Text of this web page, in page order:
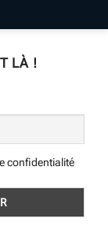
LÀ !
confidentialité